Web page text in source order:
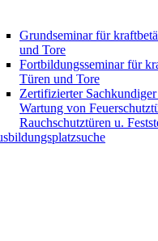
Grundseminar für
und Tore
Fortbildungsseminar für
Türen und Tore
Zertifizierter
Wartung von
Rauchschutztüren u.